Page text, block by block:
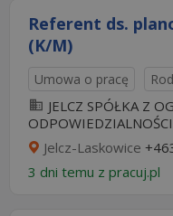
Referent ds.
(K/M)
Umowa o pracę
JELCZ SPÓŁKA Z
Jelcz-Laskowice
3 dni temu z pracuj.pl